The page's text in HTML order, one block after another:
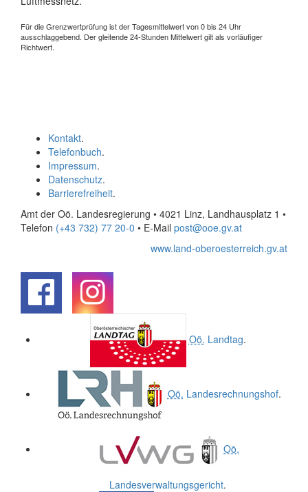
Für die Grenzwertprüfung ist der Tagesmittelwert von 0 bis 24 Uhr
ausschlaggebend. Der gleitende 24-Stunden Mittelwert gilt als vorläufiger
Richtwert.
Kontakt.
Telefonbuch.
Impressum.
Datenschutz.
Barrierefreiheit.
Amt der Oö. Landesregierung • 4021 Linz, Landhausplatz 1 •
Telefon (+43 732) 77 20-0 • E-Mail post@ooe.gv.at
www.land-oberoesterreich.gv.at
Oö. Landtag.
Oö. Landesrechnungshof.
Oö.
Landesverwaltungsgericht.